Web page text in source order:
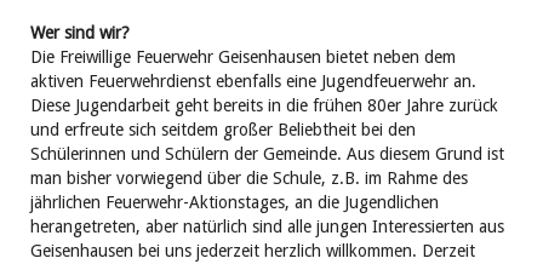
Wer sind wir?
Die Freiwillige Feuerwehr Geisenhausen bietet neben dem
aktiven Feuerwehrdienst ebenfalls eine Jugendfeuerwehr an.
Diese Jugendarbeit geht bereits in die frühen 80er Jahre zurück
und erfreute sich seitdem großer Beliebtheit bei den
Schülerinnen und Schülern der Gemeinde. Aus diesem Grund ist
man bisher vorwiegend über die Schule, z.B. im Rahme des
jährlichen Feuerwehr-Aktionstages, an die Jugendlichen
herangetreten, aber natürlich sind alle jungen Interessierten aus
Geisenhausen bei uns jederzeit herzlich willkommen. Derzeit